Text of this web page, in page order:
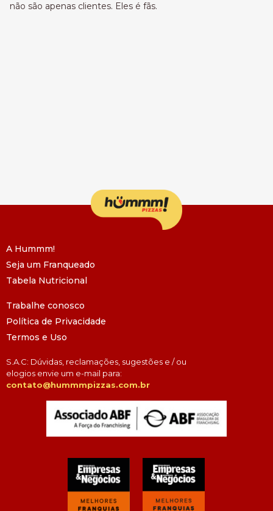
não são apenas clientes. Eles é fãs.
A Hummm!
Seja um Franqueado
Tabela Nutricional
Trabalhe conosco
Política de Privacidade
Termos e Uso
S.A.C: Dúvidas, reclamações, sugestões e / ou
elogios envie um e-mail para:
contato@hummmpizzas.com.br